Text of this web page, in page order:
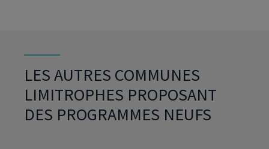
LES AUTRES COMMUNES
LIMITROPHES PROPOSANT
DES PROGRAMMES NEUFS